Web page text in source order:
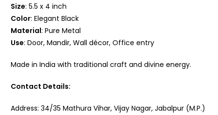
Size: 5.5 x 4 inch
Color: Elegant Black
Material: Pure Metal
Use: Door, Mandir, Wall décor, Office entry
Made in India with traditional craft and divine energy.
Contact Details:
Address: 34/35 Mathura Vihar, Vijay Nagar, Jabalpur (M.P.)